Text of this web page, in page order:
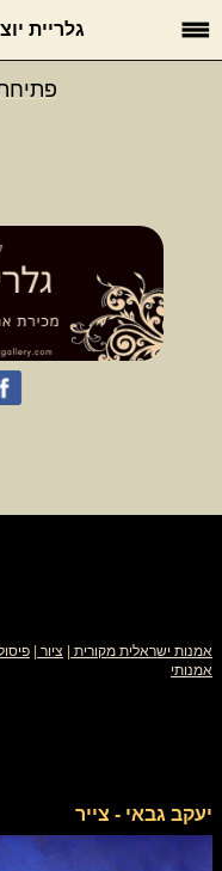
גלריית
אמנות ישראלית מקורית ציור
אמנותי
יעקב גבאי - צייר